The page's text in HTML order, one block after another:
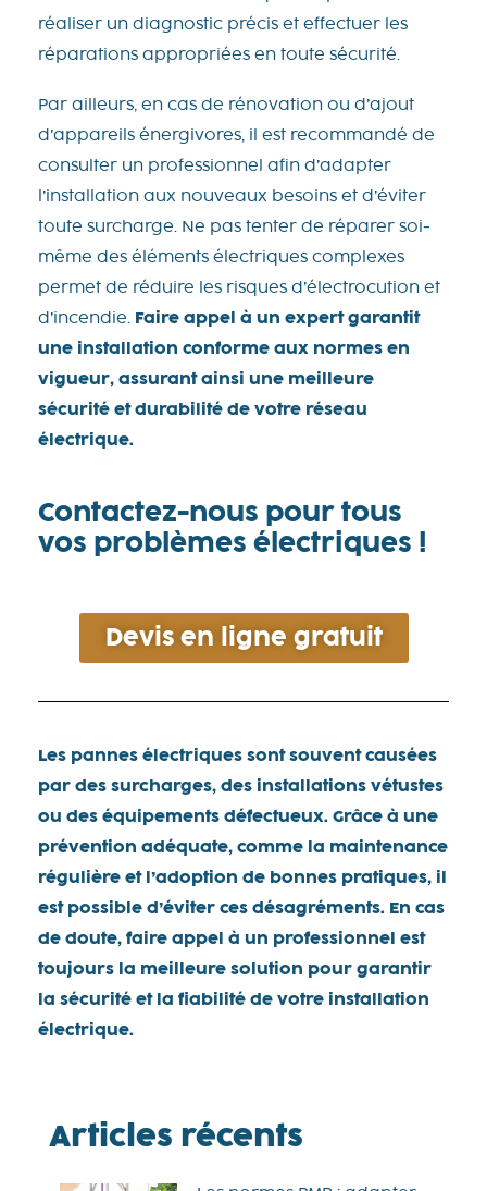
réaliser un diagnostic précis et effectuer les
réparations appropriées en toute sécurité.
Par ailleurs, en cas de rénovation ou d’ajout
d’appareils énergivores, il est recommandé de
consulter un professionnel afin d’adapter
l’installation aux nouveaux besoins et d’éviter
toute surcharge. Ne pas tenter de réparer soi-
même des éléments électriques complexes
permet de réduire les risques d’électrocution et
d’incendie. Faire appel à un expert garantit
une installation conforme aux normes en
vigueur, assurant ainsi une meilleure
sécurité et durabilité de votre réseau
électrique.
Contactez-nous pour tous
vos problèmes électriques !
Devis en ligne gratuit
Les pannes électriques sont souvent causées
par des surcharges, des installations vétustes
ou des équipements défectueux. Grâce à une
prévention adéquate, comme la maintenance
régulière et l’adoption de bonnes pratiques, il
est possible d’éviter ces désagréments. En cas
de doute, faire appel à un professionnel est
toujours la meilleure solution pour garantir
la sécurité et la fiabilité de votre installation
électrique.
Articles récents